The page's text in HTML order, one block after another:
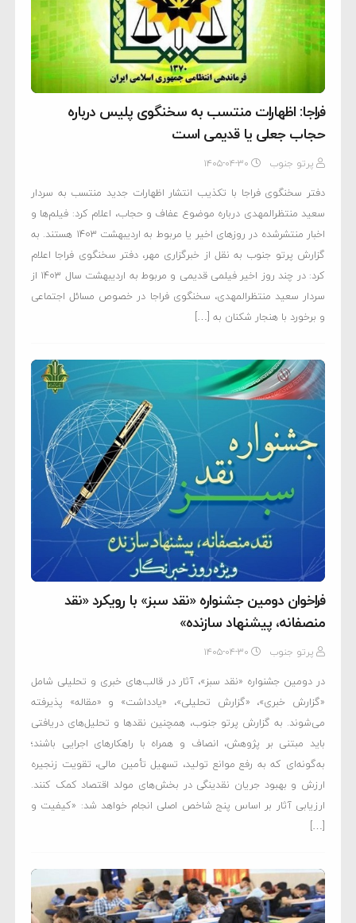
فراجا: اظهارات منتسب به سخنگوی پلیس درباره
حجاب جعلی یا قدیمی است
پرتو جنوب ۱۴۰۵-۰۴-۳۰
دفتر سخنگوی فراجا با تکذیب انتشار اظهارات جدید منتسب به سردار
سعید منتظرالمهدی درباره موضوع عفاف و حجاب، اعلام کرد: فیلم‌ها و
اخبار منتشرشده در روزهای اخیر یا مربوط به اردیبهشت ۱۴۰۳ هستند. به
گزارش پرتو جنوب به نقل از خبرگزاری مهر، دفتر سخنگوی فراجا اعلام
کرد: در چند روز اخیر فیلمی قدیمی و مربوط به اردیبهشت سال ۱۴۰۳ از
سردار سعید منتظرالمهدی، سخنگوی فراجا در خصوص مسائل اجتماعی
و برخورد با هنجار شکنان به‌ […]
فراخوان دومین جشنواره «نقد سبز» با رویکرد «نقد
منصفانه، پیشنهاد سازنده»
پرتو جنوب ۱۴۰۵-۰۴-۳۰
در دومین جشنواره «نقد سبز»، آثار در قالب‌های خبری و تحلیلی شامل
«گزارش خبری»، «گزارش تحلیلی»، «یادداشت» و «مقاله» پذیرفته
می‌شوند. به گزارش پرتو جنوب، همچنین نقدها و تحلیل‌های دریافتی
باید مبتنی بر پژوهش، انصاف و همراه با راهکارهای اجرایی باشند؛
به‌گونه‌ای که به رفع موانع تولید، تسهیل تأمین مالی، تقویت زنجیره
ارزش و بهبود جریان نقدینگی در بخش‌های مولد اقتصاد کمک کنند.
ارزیابی آثار بر اساس پنج شاخص اصلی انجام خواهد شد: «کیفیت و
[…]